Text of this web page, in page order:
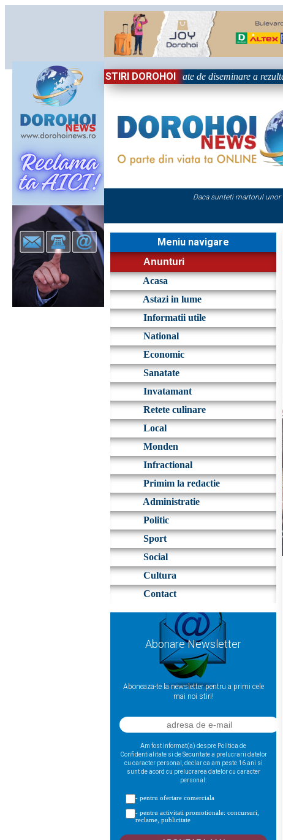
STIRI DOROHOI
„Grigore Ghica” Dorohoi - Activitate de diseminare a
Daca sunteti martorul
Meniu navigare
Anunturi
Acasa
Astazi in lume
Informatii utile
National
Economic
Sanatate
Invatamant
Retete culinare
Local
Monden
Infractional
Primim la redactie
Administratie
Politic
Sport
Social
Cultura
Contact
Abonare Newsletter
Aboneaza-te la newsletter pentru a primi cele
mai noi stiri!
Am fost informat(a) despre Politica de
Confidentialitate si de Securitate a prelucrarii datelor
cu caracter personal, declar ca am peste 16 ani si
sunt de acord cu prelucrarea datelor cu caracter
personal:
- pentru ofertare comerciala
- pentru activitati promotionale: concursuri,
reclame, publicitate